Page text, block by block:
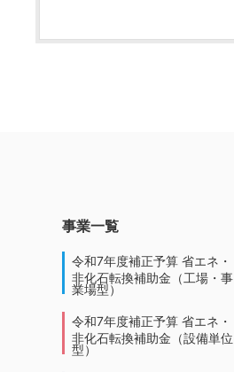
事業一覧
令和7年度補正予算 省エネ・
非化石転換補助金（工場・事
業場型）
令和7年度補正予算 省エネ・
非化石転換補助金（設備単位
型）